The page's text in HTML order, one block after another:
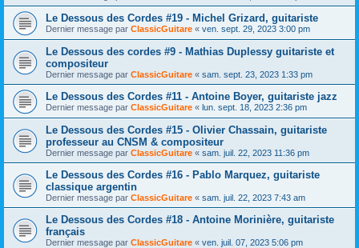
Le Dessous des Cordes #19 - Michel Grizard, guitariste
Dernier message par ClassicGuitare « ven. sept. 29, 2023 3:00 pm
Le Dessous des cordes #9 - Mathias Duplessy guitariste et
compositeur
Dernier message par ClassicGuitare « sam. sept. 23, 2023 1:33 pm
Le Dessous des Cordes #11 - Antoine Boyer, guitariste jazz
Dernier message par ClassicGuitare « lun. sept. 18, 2023 2:36 pm
Le Dessous des Cordes #15 - Olivier Chassain, guitariste
professeur au CNSM & compositeur
Dernier message par ClassicGuitare « sam. juil. 22, 2023 11:36 pm
Le Dessous des Cordes #16 - Pablo Marquez, guitariste
classique argentin
Dernier message par ClassicGuitare « sam. juil. 22, 2023 7:43 am
Le Dessous des Cordes #18 - Antoine Morinière, guitariste
français
Dernier message par ClassicGuitare « ven. juil. 07, 2023 5:06 pm